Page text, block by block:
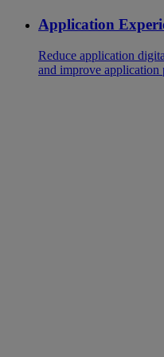
Application
Reduce application
and improve application